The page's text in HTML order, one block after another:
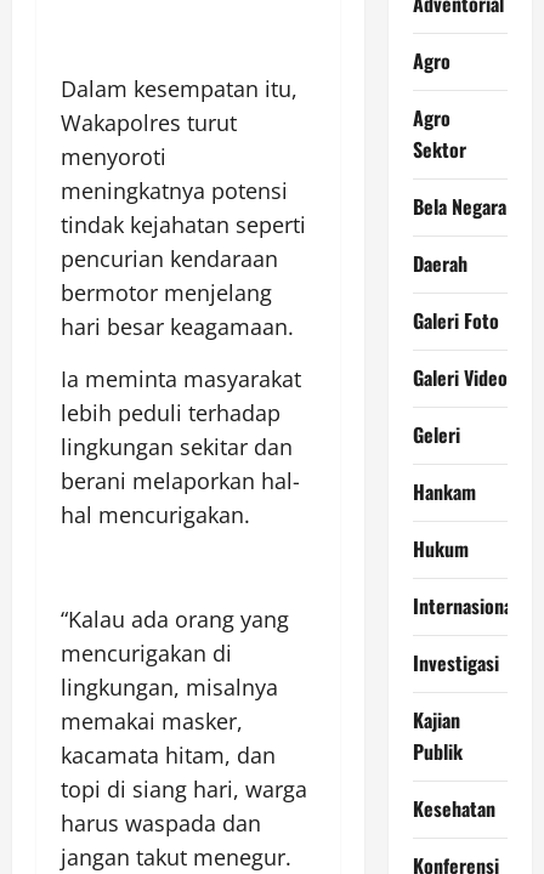
Dalam kesempatan itu,
Wakapolres turut
menyoroti
meningkatnya potensi
tindak kejahatan seperti
pencurian kendaraan
bermotor menjelang
hari besar keagamaan.
Ia meminta masyarakat
lebih peduli terhadap
lingkungan sekitar dan
berani melaporkan hal-
hal mencurigakan.
“Kalau ada orang yang
mencurigakan di
lingkungan, misalnya
memakai masker,
kacamata hitam, dan
topi di siang hari, warga
harus waspada dan
jangan takut menegur.
Agro
Agro
Sektor
Bela Negara
Daerah
Galeri Foto
Galeri Video
Geleri
Hankam
Hukum
Internasional
Investigasi
Kajian
Publik
Kesehatan
Konferensi